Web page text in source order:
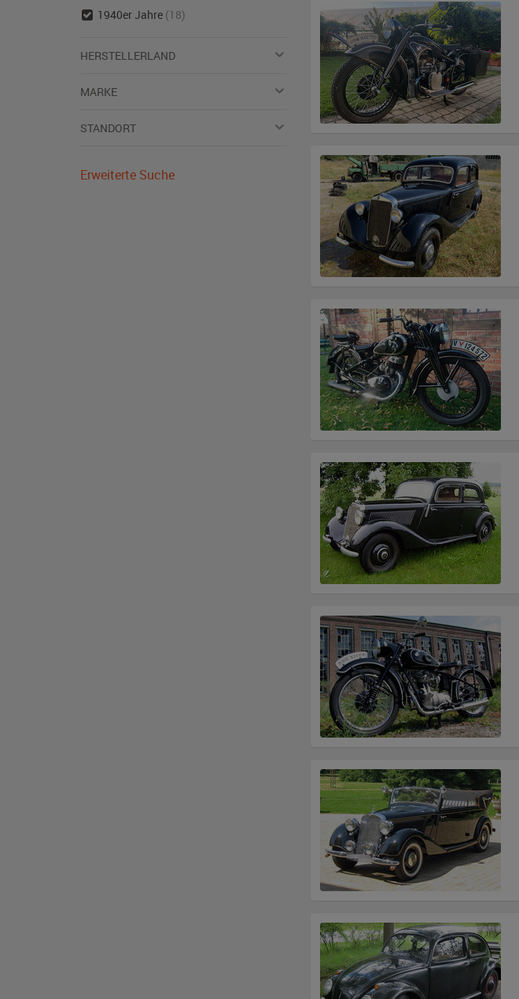
1940er Jahre (18)
HERSTELLERLAND
MARKE
STANDORT
Erweiterte Suche